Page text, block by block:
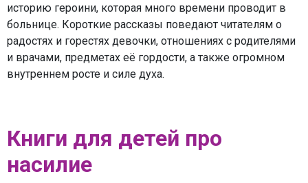
историю героини, которая много времени проводит в
больнице. Короткие рассказы поведают читателям о
радостях и горестях девочки, отношениях с родителями
и врачами, предметах её гордости, а также огромном
внутреннем росте и силе духа.
Книги для детей про
насилие